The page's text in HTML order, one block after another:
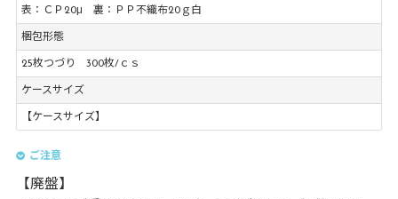
表：ＣＰ20μ 裏：ＰＰ不織布20ｇ白
梱包形態
25枚つづり 300枚/ｃｓ
ケースサイズ
【ケースサイズ】
ご注意
【廃盤】